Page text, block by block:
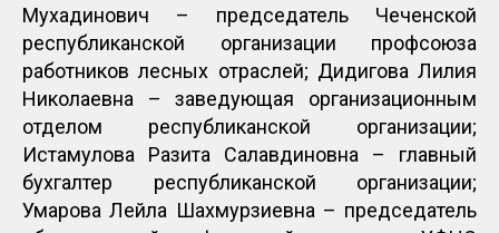
Мухадинович – председатель Чеченской
республиканской организации профсоюза
работников лесных отраслей; Дидигова Лилия
Николаевна – заведующая организационным
отделом республиканской организации;
Истамулова Разита Салавдиновна – главный
бухгалтер республиканской организации;
Умарова Лейла Шахмурзиевна – председатель